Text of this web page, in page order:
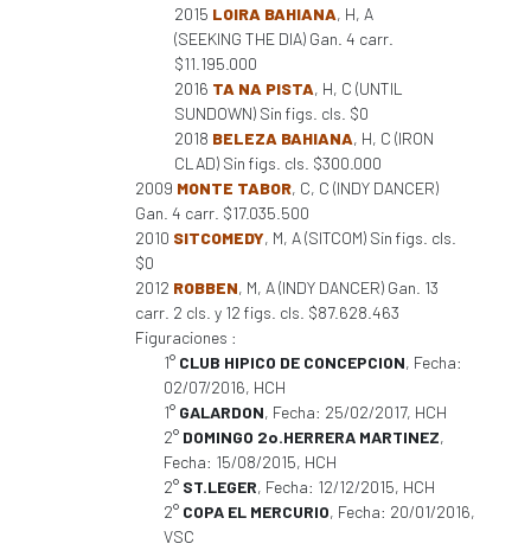
2015 LOIRA BAHIANA, H, A
(SEEKING THE DIA) Gan. 4 carr.
$11.195.000
2016 TA NA PISTA, H, C (UNTIL
SUNDOWN) Sin figs. cls. $0
2018 BELEZA BAHIANA, H, C (IRON
CLAD) Sin figs. cls. $300.000
2009 MONTE TABOR, C, C (INDY DANCER)
Gan. 4 carr. $17.035.500
2010 SITCOMEDY, M, A (SITCOM) Sin figs. cls.
$0
2012 ROBBEN, M, A (INDY DANCER) Gan. 13
carr. 2 cls. y 12 figs. cls. $87.628.463
Figuraciones :
1° CLUB HIPICO DE CONCEPCION, Fecha:
02/07/2016, HCH
1° GALARDON, Fecha: 25/02/2017, HCH
2° DOMINGO 2o.HERRERA MARTINEZ,
Fecha: 15/08/2015, HCH
2° ST.LEGER, Fecha: 12/12/2015, HCH
2° COPA EL MERCURIO, Fecha: 20/01/2016,
VSC